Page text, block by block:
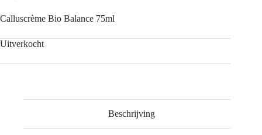
Calluscrème Bio Balance 75ml
Uitverkocht
Beschrijving